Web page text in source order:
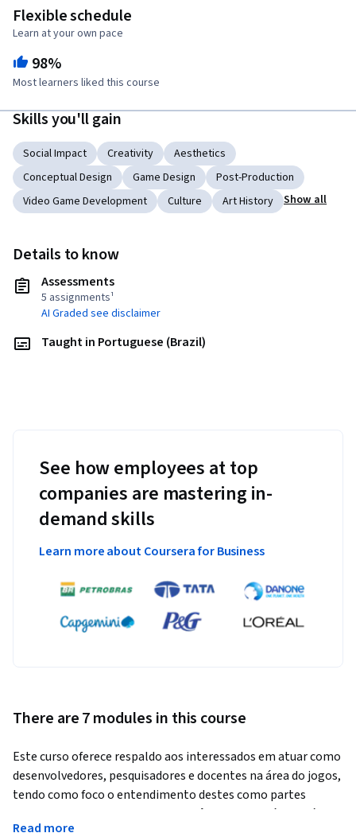
Flexible schedule
Learn at your own pace
98%
Most learners liked this course
Skills you'll gain
Social Impact Creativity
Aesthetics
Conceptual Design
Game Design
Post-Production
Video Game Development
Culture Art History Show all
Details to know
Assessments
5 assignments¹
AI Graded see disclaimer
Taught in Portuguese (Brazil)
See how employees at top
companies are mastering in-
demand skills
Learn more about Coursera for Business
There are 7 modules in this course
Este curso oferece respaldo aos interessados em atuar como
desenvolvedores, pesquisadores e docentes na área do jogos,
tendo como foco o entendimento destes como partes
integrantes da cultura contemporânea e do cenário artístico
Read more